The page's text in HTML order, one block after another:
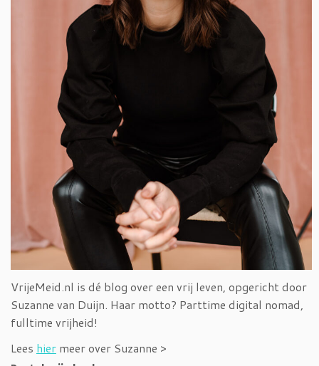
VrijeMeid.nl is dé blog over een vrij leven, opgericht door
Suzanne van Duijn. Haar motto? Parttime digital nomad,
fulltime vrijheid!
Lees hier meer over Suzanne >